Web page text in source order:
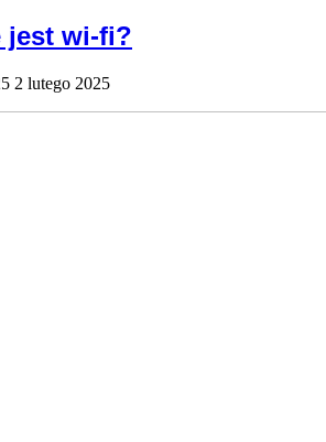
jest wi-fi?
2 lutego 2025